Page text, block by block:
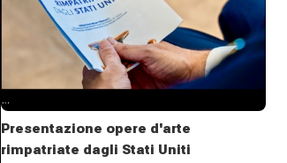
Presentazione opere d'arte
rimpatriate dagli Stati Uniti